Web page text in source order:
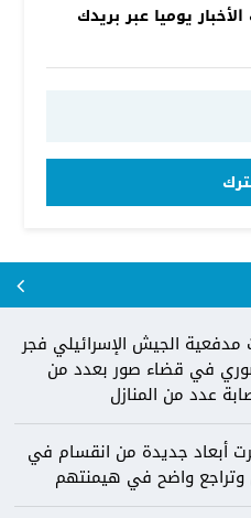
يوميا عبر بريدك
مدفعية الجيش الإسرائيلي فجر
في قضاء صور بعدد من
عدد من المنازل
أبعاد جديدة من انقسام في
وتراجع واضح في هيمنتهم